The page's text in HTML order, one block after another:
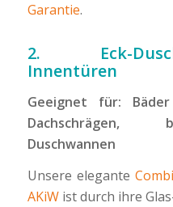
Garantie.
2. Eck-
Innentüren
Geeignet für:
Dachschrägen,
Duschwannen
Unsere elegante
AKiWist durch ihre